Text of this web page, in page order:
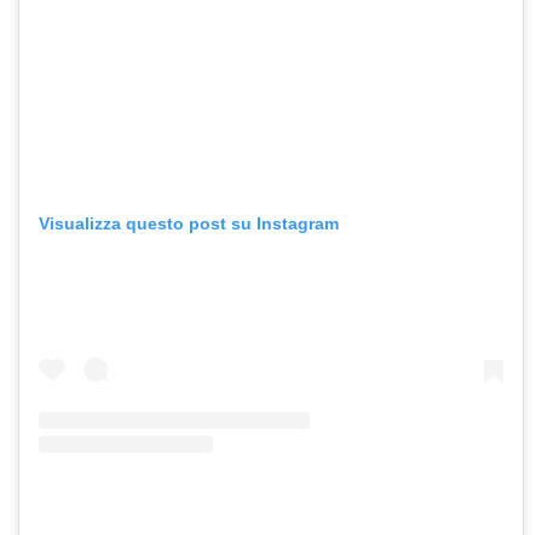
Visualizza questo post su Instagram